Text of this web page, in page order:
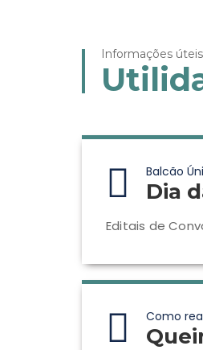
Informações úteis
Balcão
Dia
Editais de
Como